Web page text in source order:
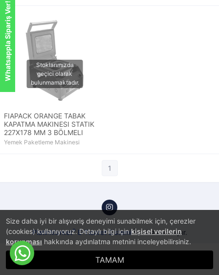
Size daha iyi bir alışveriş deneyimi sunabilmek için, çerezler
(cookies) kullanıyoruz. Detaylı bilgi içinkişisel verilerin
korunması hakkında aydınlatma metnini inceleyebilirsiniz.
TAMAM
FIAPACK ORANGE TABAK
KAPATMA MAKINESI STATIK
227X178 MM 3 BÖLMELI
Yemek Paketleme Makinesi
1
PlatinMarket®E-Ticaret Sistemiİle Hazırlanmıştır.
Whatsappla Sipariş Ver!